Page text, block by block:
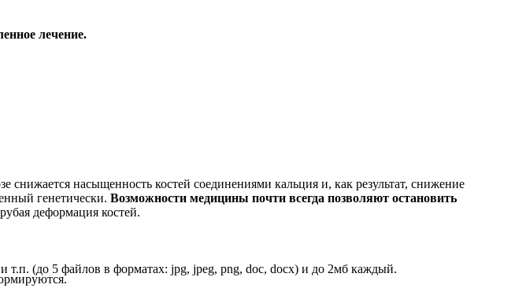
(до 5 файлов в форматах: jpg, jpeg, png, doc, docx) и до 2мб каждый.
лечение.
снижается насыщенность костей соединениями кальция и, как результат, снижение
генетически. Возможности медицины почти всегда позволяют остановить
деформация костей.